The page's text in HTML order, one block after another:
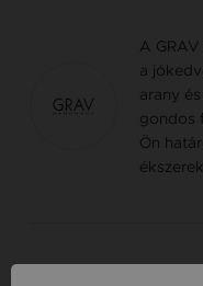
A
a
arany
gondos
Ön